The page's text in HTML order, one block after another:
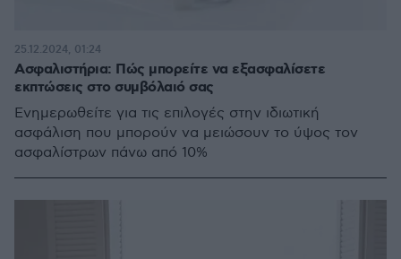
Ασφαλιστήρια: Πώς μπορείτε να εξασφαλίσετε
εκπτώσεις στο συμβόλαιό σας
Ενημερωθείτε για τις επιλογές στην ιδιωτική
ασφάλιση που μπορούν να μειώσουν το ύψος τον
ασφαλίστρων πάνω από 10%
25.12.2024, 01:24